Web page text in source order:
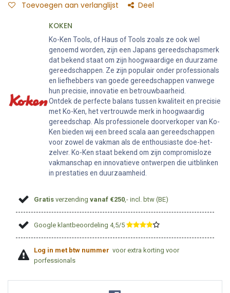
Toevoegen aan verlanglijst Deel
KOKEN
Ko-Ken Tools, of Haus of Tools zoals ze ook wel
genoemd worden, zijn een Japans gereedschapsmerk
dat bekend staat om zijn hoogwaardige en duurzame
gereedschappen. Ze zijn populair onder professionals
en liefhebbers van goede gereedschappen vanwege
hun precisie, innovatie en betrouwbaarheid.
Ontdek de perfecte balans tussen kwaliteit en precisie
met Ko-Ken, het vertrouwde merk in hoogwaardig
gereedschap. Als professionele doorverkoper van Ko-
Ken bieden wij een breed scala aan gereedschappen
voor zowel de vakman als de enthousiaste doe-het-
zelver. Ko-Ken staat bekend om zijn compromisloze
vakmanschap en innovatieve ontwerpen die uitblinken
in prestaties en duurzaamheid.
Gratis verzendingvanaf €250 ,- incl. btw (BE)
Google klantbeoordeling 4,5/5 ​
Log in met btw nummer voor extra korting voor
porfessionals